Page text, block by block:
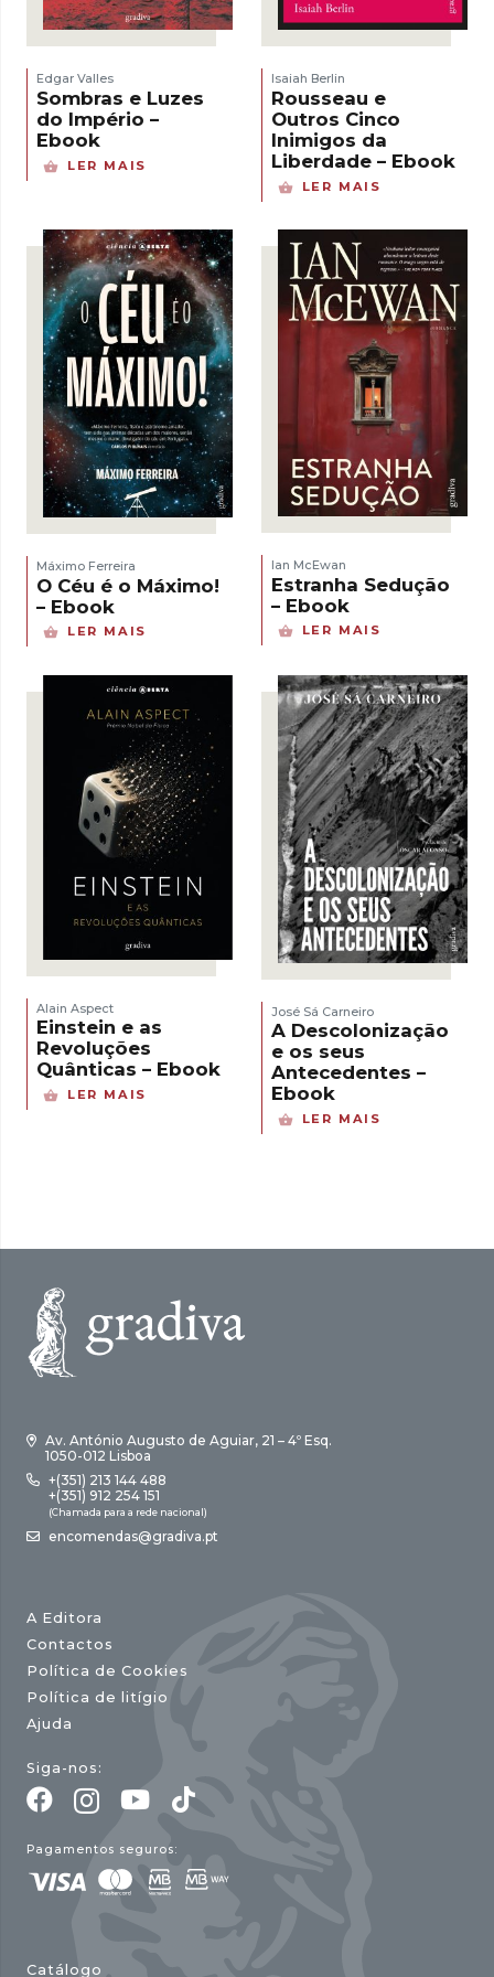
Edgar Valles
Sombras e Luzes
do Império –
Ebook
LER MAIS
Isaiah Berlin
Rousseau e
Outros Cinco
Inimigos da
Liberdade – Ebook
LER MAIS
Máximo Ferreira
O Céu é o Máximo!
– Ebook
LER MAIS
Ian McEwan
Estranha Sedução
– Ebook
LER MAIS
Alain Aspect
Einstein e as
Revoluções
Quânticas – Ebook
LER MAIS
José Sá Carneiro
A Descolonização
e os seus
Antecedentes –
Ebook
LER MAIS
Av. António Augusto de Aguiar, 21 – 4º Esq.
1050-012 Lisboa
+(351) 213 144 488
+(351) 912 254 151
(Chamada para a rede nacional)
encomendas@gradiva.pt
A Editora
Contactos
Política de Cookies
Política de litígio
Ajuda
Siga-nos:
Pagamentos seguros:
Catálogo